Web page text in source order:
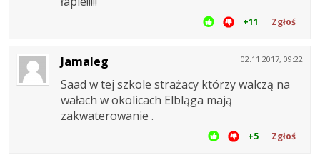
+11 Zgłoś
02.11.2017, 09:22
Jamaleg
Saad w tej szkole strażacy którzy walczą na
wałach w okolicach Elbląga mają
zakwaterowanie .
+5 Zgłoś